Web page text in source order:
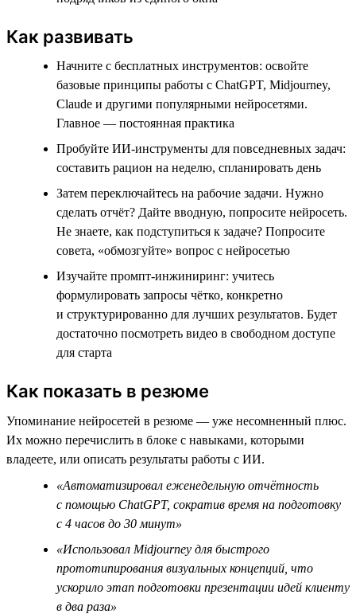
Как развивать
Начните с бесплатных инструментов: освойте
базовые принципы работы с ChatGPT, Midjourney,
Claude и другими популярными нейросетями.
Главное — постоянная практика
Пробуйте ИИ-инструменты для повседневных задач:
составить рацион на неделю, спланировать день
Затем переключайтесь на рабочие задачи. Нужно
сделать отчёт? Дайте вводную, попросите нейросеть.
Не знаете, как подступиться к задаче? Попросите
совета, «обмозгуйте» вопрос с нейросетью
Изучайте промпт-инжиниринг: учитесь
формулировать запросы чётко, конкретно
и структурированно для лучших результатов. Будет
достаточно посмотреть видео в свободном доступе
для старта
Как показать в резюме
Упоминание нейросетей в резюме — уже несомненный плюс.
Их можно перечислить в блоке с навыками, которыми
владеете, или описать результаты работы с ИИ.
«Автоматизировал еженедельную отчётность
с помощью ChatGPT, сократив время на подготовку
с 4 часов до 30 минут»
«Использовал Midjourney для быстрого
прототипирования визуальных концепций, что
ускорило этап подготовки презентации идей клиенту
в два раза»